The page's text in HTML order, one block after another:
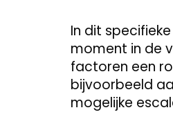
In dit
moment in de
factoren een
bijvoorbeeld
mogelijke